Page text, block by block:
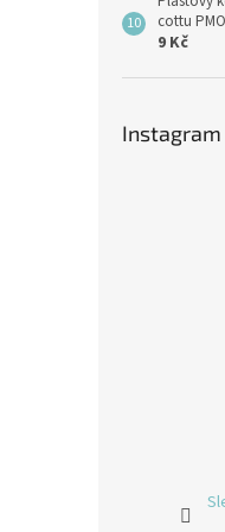
cottu
9 Kč
Instagram